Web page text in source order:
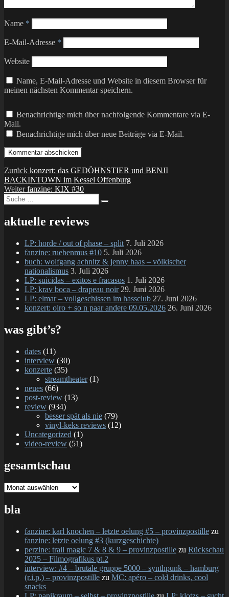
Name *
E-Mail-Adresse *
Website
Name, E-Mail-Adresse und Website in diesem Browser für
meinen nächsten Kommentar speichern.
Benachrichtige mich über nachfolgende Kommentare via E-
Mail.
Benachrichtige mich über neue Beiträge via E-Mail.
Beitragsnavigation
Zurück Vorheriger
Beitrag:
konzert: das GEDÖHNSTIER und BENJI
BACKINTOWN im Kessel Offenburg
Weiter Nächster
fanzine: KIX #30
Suche
nach:
aktuelle reviews
LP: horde / out of phase – split 7. Juli 2026
fanzine: ruebenmus #10 5. Juli 2026
buch: wolfgang achnitz & jenny haas – völkischer
nationalismus 3. Juli 2026
LP: suicidas – exitos e fracasos 1. Juli 2026
LP: krav boca – drapeau noir 29. Juni 2026
LP: elmar – vollgeschissen im hassclub 27. Juni 2026
konzert: oiro + so n paar andere 09.05.2026 26. Juni 2026
was gibt’s?
dates (11)
interview (30)
konzerte (35)
streamtheater(1)
neues (66)
post-review (13)
review (934)
besser spät als nie (79)
vinyl-keks reviews (12)
Uncategorized (1)
video-review (51)
gesamtschau
gesamtschau
bla
fanzine: karl knochen – letzte oelung #5 – provinzpostille zu
fanzine: letzte oelung #3 (kurzgeschichte)
perzine: trail magic 7 & 8 & 9 – provinzpostille zu Rückschau
2025 – Filmografikus pt.2
interview: #4 – brutale gruppe 5000 – synthpunk – hamburg
(r.i.p.) – provinzpostille zu MC: apéro – cold drinks, cool
snacks